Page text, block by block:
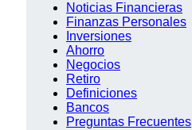
Noticias Financieras
Finanzas Personales
Inversiones
Ahorro
Negocios
Retiro
Definiciones
Bancos
Preguntas Frecuentes